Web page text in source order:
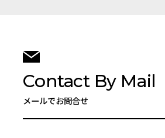
Contact By Mail
メールでお問合せ